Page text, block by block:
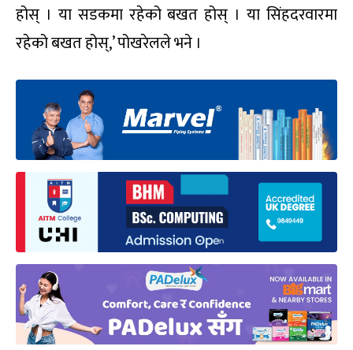
होस् । या सडकमा रहेको बखत होस् । या सिंहदरवारमा
रहेको बखत होस्,’ पोखरेलले भने ।